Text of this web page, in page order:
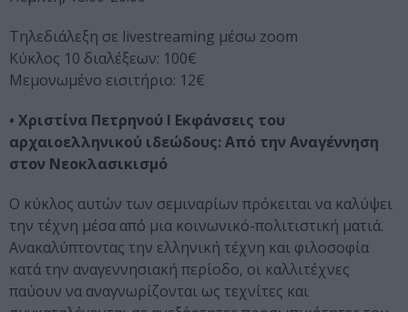
Τηλεδιάλεξη σε livestreaming μέσω zoom
Κύκλος 10 διαλέξεων: 100€
Μεμονωμένο εισιτήριο: 12€
• Χριστίνα Πετρηνού l Εκφάνσεις του
αρχαιοελληνικού ιδεώδους: Από την Αναγέννηση
στον Νεοκλασικισμό
Ο κύκλος αυτών των σεμιναρίων πρόκειται να καλύψει
την τέχνη μέσα από μια κοινωνικό-πολιτιστική ματιά.
Ανακαλύπτοντας την ελληνική τέχνη και φιλοσοφία
κατά την αναγεννησιακή περίοδο, οι καλλιτέχνες
παύουν να αναγνωρίζονται ως τεχνίτες και